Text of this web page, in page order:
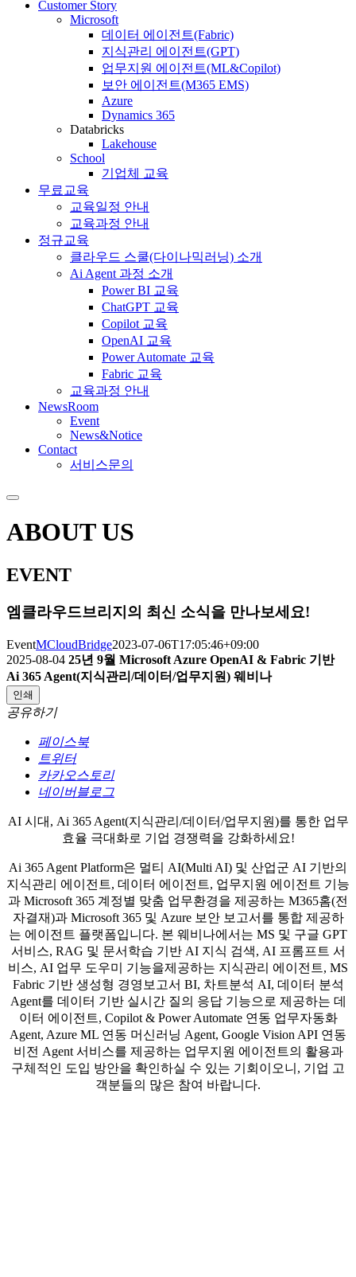
Customer Story
Microsoft
데이터 에이전트(Fabric)
지식관리 에이전트(GPT)
업무지원 에이전트(ML&Copilot)
보안 에이전트(M365 EMS)
Azure
Dynamics 365
Databricks
Lakehouse
School
기업체 교육
무료교육
교육일정 안내
교육과정 안내
정규교육
클라우드 스쿨(다이나믹러닝) 소개
Ai Agent 과정 소개
Power BI 교육
ChatGPT 교육
Copilot 교육
OpenAI 교육
Power Automate 교육
Fabric 교육
교육과정 안내
NewsRoom
Event
News&Notice
Contact
서비스문의
ABOUT US
EVENT
엠클라우드브리지의 최신 소식을 만나보세요!
EventMCloudBridge2023-07-06T17:05:46+09:00
2025-08-04 25년 9월 Microsoft Azure OpenAI & Fabric 기반
Ai 365 Agent(지식관리/데이터/업무지원) 웨비나
인쇄
공유하기
페이스북
트위터
카카오스토리
네이버블로그
AI 시대, Ai 365 Agent(지식관리/데이터/업무지원)를 통한 업무
효율 극대화로 기업 경쟁력을 강화하세요!
Ai 365 Agent Platform은 멀티 AI(Multi AI) 및 산업군 AI 기반의
지식관리 에이전트, 데이터 에이전트, 업무지원 에이전트 기능
과 Microsoft 365 계정별 맞춤 업무환경을 제공하는 M365홈(전
자결재)과 Microsoft 365 및 Azure 보안 보고서를 통합 제공하
는 에이전트 플랫폼입니다. 본 웨비나에서는 MS 및 구글 GPT
서비스, RAG 및 문서학습 기반 AI 지식 검색, AI 프롬프트 서
비스, AI 업무 도우미 기능을제공하는 지식관리 에이전트, MS
Fabric 기반 생성형 경영보고서 BI, 차트분석 AI, 데이터 분석
Agent를 데이터 기반 실시간 질의 응답 기능으로 제공하는 데
이터 에이전트, Copilot & Power Automate 연동 업무자동화
Agent, Azure ML 연동 머신러닝 Agent, Google Vision API 연동
비전 Agent 서비스를 제공하는 업무지원 에이전트의 활용과
구체적인 도입 방안을 확인하실 수 있는 기회이오니, 기업 고
객분들의 많은 참여 바랍니다.